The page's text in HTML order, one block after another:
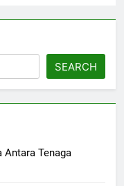
SEARCH
Antara Tenaga